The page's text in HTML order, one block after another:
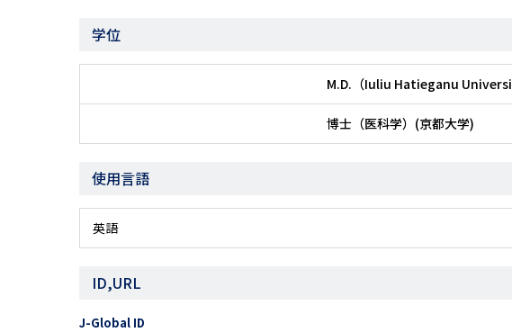
学位
M.D.（Iuliu Hatieganu
博士（医科学）(京都大学)
使用言語
英語
ID,URL
J-Global ID